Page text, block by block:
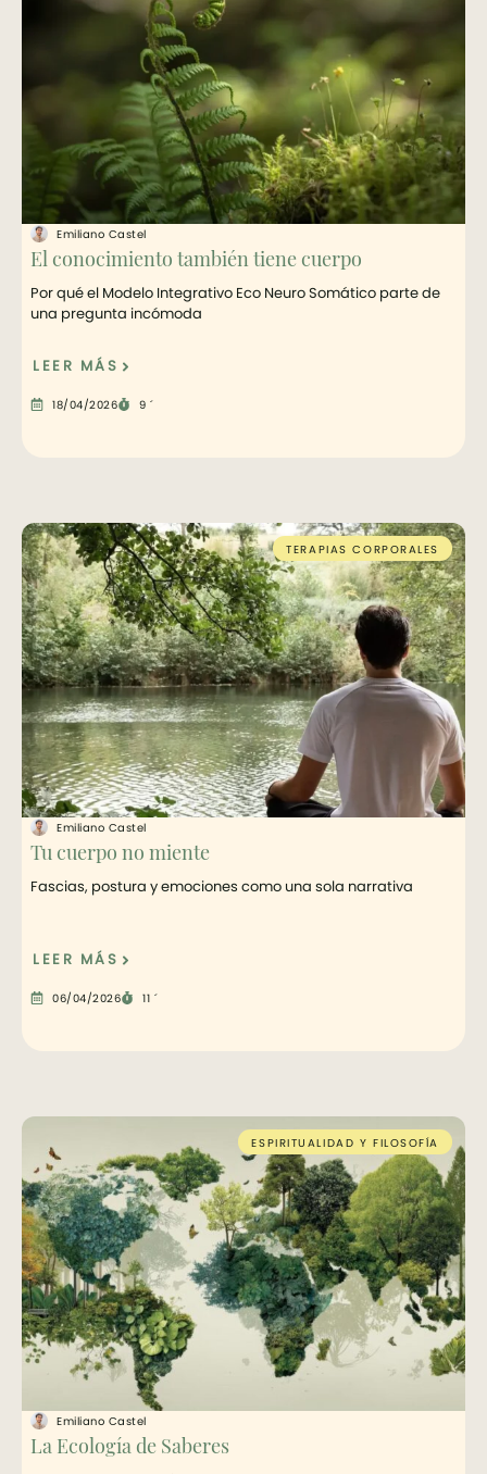
Emiliano Castel
El conocimiento también tiene cuerpo
Por qué el Modelo Integrativo Eco Neuro Somático parte de
una pregunta incómoda
LEER MÁS
18/04/2026 9 ´
TERAPIAS CORPORALES
Emiliano Castel
Tu cuerpo no miente
Fascias, postura y emociones como una sola narrativa
LEER MÁS
06/04/2026 11 ´
ESPIRITUALIDAD Y FILOSOFÍA
Emiliano Castel
La Ecología de Saberes